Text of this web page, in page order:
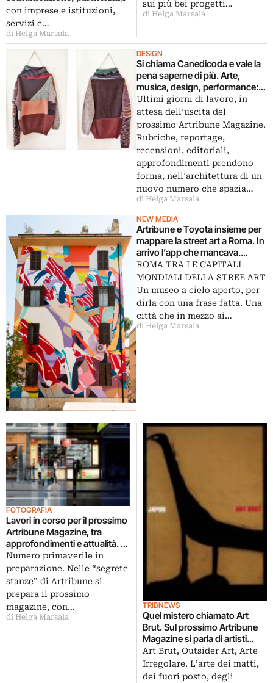
con imprese e istituzioni,
servizi e…
di Helga Marsala
sui più bei progetti…
di Helga Marsala
DESIGN
Si chiama Canedicoda e vale la
pena saperne di più. Arte,
musica, design, performance:
talento eclettico e
anticonvenzionale. Ne parliamo
sul prossimo Artribune
Magazine
Ultimi giorni di lavoro, in
attesa dell’uscita del
prossimo Artribune Magazine.
Rubriche, reportage,
recensioni, editoriali,
approfondimenti prendono
forma, nell’architettura di un
nuovo numero che spazia…
di Helga Marsala
NEW MEDIA
Artribune e Toyota insieme per
mappare la street art a Roma. In
arrivo l’app che mancava.
Orientarsi tra muri e graffiti
adesso è possibile
ROMA TRA LE CAPITALI
MONDIALI DELLA STREE ART
Un museo a cielo aperto, per
dirla con una frase fatta. Una
città che in mezzo ai…
di Helga Marsala
FOTOGRAFIA
Lavori in corso per il prossimo
Artribune Magazine, tra
approfondimenti e attualità. E
sulla rubrica Fotografia si parla
di artisti, mercato, nuovi spazi
Numero primaverile in
preparazione. Nelle “segrete
stanze” di Artribune si
prepara il prossimo
magazine, con…
di Helga Marsala
TRIBNEWS
Quel mistero chiamato Art
Brut. Sul prossimo Artribune
Magazine si parla di artisti
irregolari. E delle realtà
internazionali ed italiane che
se ne occupano
Art Brut, Outsider Art, Arte
Irregolare. L’arte dei matti,
dei fuori posto, degli